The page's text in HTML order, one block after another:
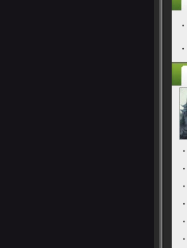
・
・
・
・
・
・
・
・